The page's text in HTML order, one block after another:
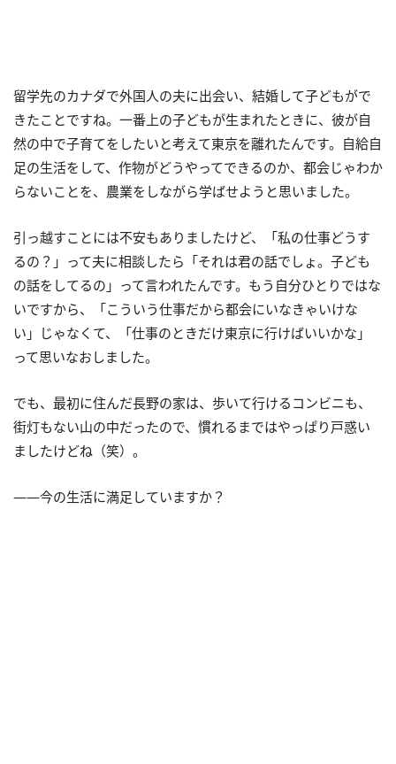
留学先のカナダで外国人の夫に出会い、結婚して子どもがで
きたことですね。一番上の子どもが生まれたときに、彼が自
然の中で子育てをしたいと考えて東京を離れたんです。自給自
足の生活をして、作物がどうやってできるのか、都会じゃわか
らないことを、農業をしながら学ばせようと思いました。
引っ越すことには不安もありましたけど、「私の仕事どうす
るの？」って夫に相談したら「それは君の話でしょ。子ども
の話をしてるの」って言われたんです。もう自分ひとりではな
いですから、「こういう仕事だから都会にいなきゃいけな
い」じゃなくて、「仕事のときだけ東京に行けばいいかな」
って思いなおしました。
でも、最初に住んだ長野の家は、歩いて行けるコンビニも、
街灯もない山の中だったので、慣れるまではやっぱり戸惑い
ましたけどね（笑）。
――今の生活に満足していますか？